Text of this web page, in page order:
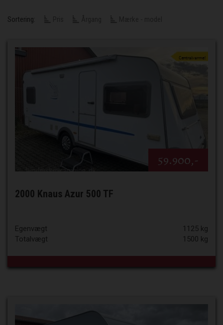
Sortering:
59.900,-
2000 Knaus Azur 500 TF
Egenvægt
1125 kg
Totalvægt
1500 kg